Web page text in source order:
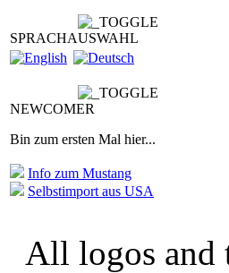
SPRACHAUSWAHL
NEWCOMER
Bin zum ersten Mal hier...
Info zum Mustang
Selbstimport aus USA
All logos and